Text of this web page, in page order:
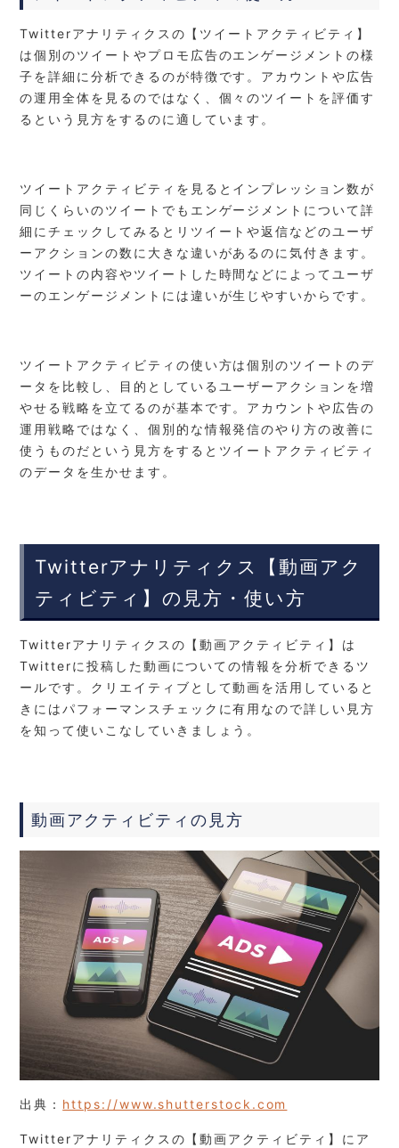
Twitterアナリティクスの【ツイートアクティビティ】
は個別のツイートやプロモ広告のエンゲージメントの様
子を詳細に分析できるのが特徴です。アカウントや広告
の運用全体を見るのではなく、個々のツイートを評価す
るという見方をするのに適しています。
ツイートアクティビティを見るとインプレッション数が
同じくらいのツイートでもエンゲージメントについて詳
細にチェックしてみるとリツイートや返信などのユーザ
ーアクションの数に大きな違いがあるのに気付きます。
ツイートの内容やツイートした時間などによってユーザ
ーのエンゲージメントには違いが生じやすいからです。
ツイートアクティビティの使い方は個別のツイートのデ
ータを比較し、目的としているユーザーアクションを増
やせる戦略を立てるのが基本です。アカウントや広告の
運用戦略ではなく、個別的な情報発信のやり方の改善に
使うものだという見方をするとツイートアクティビティ
のデータを生かせます。
Twitterアナリティクス【動画アク
ティビティ】の見方・使い方
Twitterアナリティクスの【動画アクティビティ】は
Twitterに投稿した動画についての情報を分析できるツ
ールです。クリエイティブとして動画を活用していると
きにはパフォーマンスチェックに有用なので詳しい見方
を知って使いこなしていきましょう。
動画アクティビティの見方
出典： https://www.shutterstock.com
Twitterアナリティクスの【動画アクティビティ】にア